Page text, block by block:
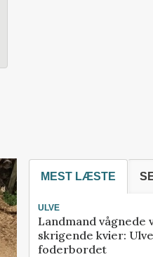
MEST LÆSTE
ULVE
Landmand vågnede
skrigende kvier:
foderbordet